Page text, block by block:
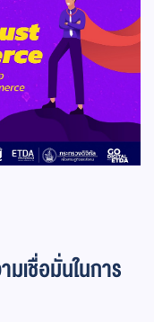
เชื่อมั่นในการ